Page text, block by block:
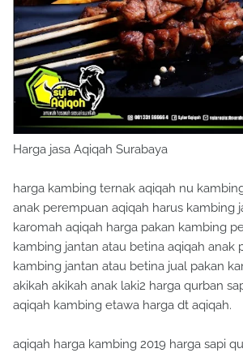
Harga jasa Aqiqah Surabaya
harga kambing ternak aqiqah nu
anak perempuan aqiqah harus kambing
karomah aqiqah harga pakan kambing
kambing jantan atau betina aqiqah anak
kambing jantan atau betina jual pakan
akikah akikah anak laki2 harga qurban
aqiqah kambing etawa harga dt aqiqah.
aqiqah harga kambing 2019 harga sapi